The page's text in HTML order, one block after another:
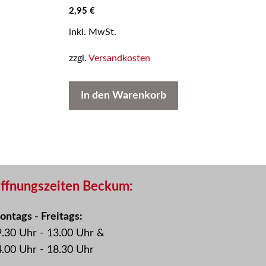
0
v
n
2,95 €
inkl. MwSt.
zzgl. Versandkosten
In den Warenkorb
Beckum:
- Freitags:
Uhr - 13.00 Uhr &
Uhr - 18.30 Uhr